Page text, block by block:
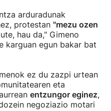
arduradunak
protestan "mezu ozen
hau da," Gimeno
karguan egun bakar bat
ez du zazpi urtean
eta
entzungor eginez,
negoziazio motari